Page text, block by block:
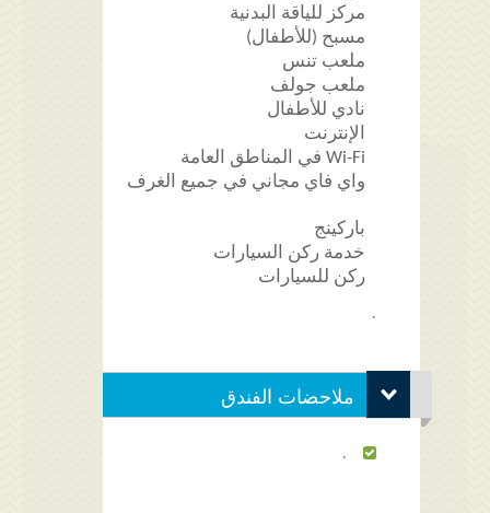
مركز للياقة البدنية
مسبح (للأطفال)
ملعب تنس
ملعب جولف
نادي للأطفال
الإنترنت
Wi-Fi في المناطق العامة
واي فاي مجاني في جميع الغرف
باركينج
خدمة ركن السيارات
ركن للسيارات
.
ملاحضات الفندق
.